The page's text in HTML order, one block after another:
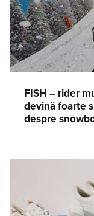
FISH – rider
devină foarte
despre